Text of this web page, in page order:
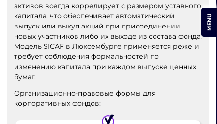
активов всегда коррелирует с размером уставного
капитала, что обеспечивает автоматический
выпуск или выкуп акций при присоединении
новых участников либо их выходе из состава фонда.
Модель SICAF в Люксембурге применяется реже и
требует соблюдения формальностей по
изменению капитала при каждом выпуске ценных
бумаг.
Организационно-правовые формы для
корпоративных фондов:
MENU